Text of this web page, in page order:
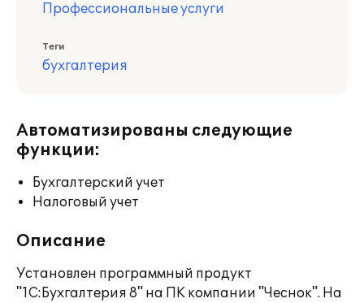
Профессиональные услуги
Теги
бухгалтерия
Автоматизированы следующие
функции:
Бухгалтерский учет
Налоговый учет
Описание
Установлен программный продукт
"1С:Бухгалтерия 8" на ПК компании "Чеснок". На